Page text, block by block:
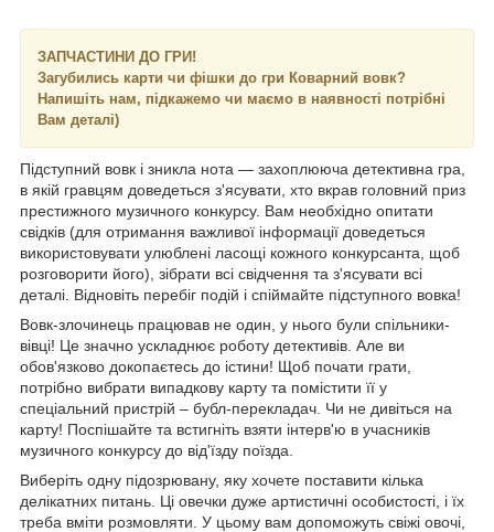
ЗАПЧАСТИНИ ДО ГРИ!
Загубились карти чи фішки до гри Коварний вовк?
Напишіть нам, підкажемо чи маємо в наявності потрібні
Вам деталі)
Підступний вовк і зникла нота — захоплююча детективна гра,
в якій гравцям доведеться з'ясувати, хто вкрав головний приз
престижного музичного конкурсу. Вам необхідно опитати
свідків (для отримання важливої інформації доведеться
використовувати улюблені ласощі кожного конкурсанта, щоб
розговорити його), зібрати всі свідчення та з'ясувати всі
деталі. Відновіть перебіг подій і спіймайте підступного вовка!
Вовк-злочинець працював не один, у нього були спільники-
вівці! Це значно ускладнює роботу детективів. Але ви
обов'язково докопаєтесь до істини! Щоб почати грати,
потрібно вибрати випадкову карту та помістити її у
спеціальний пристрій – бубл-перекладач. Чи не дивіться на
карту! Поспішайте та встигніть взяти інтерв'ю в учасників
музичного конкурсу до від'їзду поїзда.
Виберіть одну підозрювану, яку хочете поставити кілька
делікатних питань. Ці овечки дуже артистичні особистості, і їх
треба вміти розмовляти. У цьому вам допоможуть свіжі овочі,